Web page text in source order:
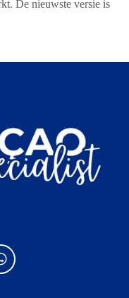
De nieuwste versie is
W